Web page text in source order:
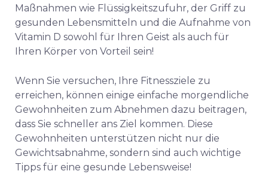
Maßnahmen wie Flüssigkeitszufuhr, der Griff zu
gesunden Lebensmitteln und die Aufnahme von
Vitamin D sowohl für Ihren Geist als auch für
Ihren Körper von Vorteil sein!
Wenn Sie versuchen, Ihre Fitnessziele zu
erreichen, können einige einfache morgendliche
Gewohnheiten zum Abnehmen dazu beitragen,
dass Sie schneller ans Ziel kommen. Diese
Gewohnheiten unterstützen nicht nur die
Gewichtsabnahme, sondern sind auch wichtige
Tipps für eine gesunde Lebensweise!